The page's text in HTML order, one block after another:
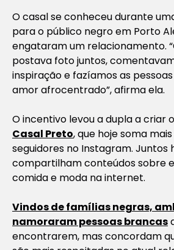
O casal se conheceu durante
para o público negro em Porto
engataram um relacionamento.
postava foto juntos,
inspiração e fazíamos as
amor afrocentrado”, afirma ela.
O incentivo levou a dupla a criar
Casal Preto, que hoje soma
seguidores no Instagram. Juntos
compartilham conteúdos sobre
comida e moda na internet.
Vindos de famílias negras,
namoraram pessoas brancas
encontrarem, mas concordam